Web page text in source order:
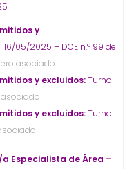
y
05/2025 – DOE n.º 99 de
asociado
y excluidos:Turno
asociado
y excluidos:Turno
Especialista de Área –